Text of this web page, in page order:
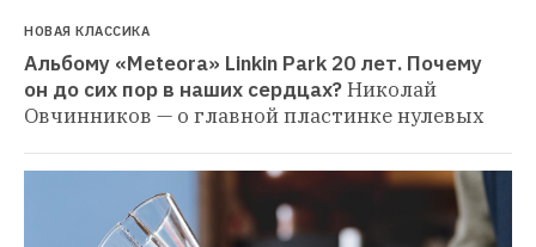
НОВАЯ КЛАССИКА
Альбому «Meteora» Linkin Park 20 лет. Почему
он до сих пор в наших сердцах?Николай
Овчинников — о главной пластинке нулевых